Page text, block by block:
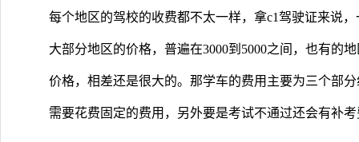
每个地区的驾校的收费都不太一样，拿c1驾驶证来说
大部分地区的价格，普遍在3000到5000之间，也有的
价格，相差还是很大的。那学车的费用主要为三个部
需要花费固定的费用，另外要是考试不通过还会有补